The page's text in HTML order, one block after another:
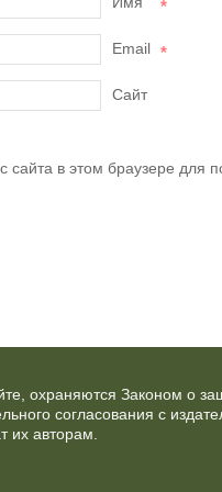
*
Email *
Сайт
в этом браузере для
охраняются Законом о
согласования с
их авторам.